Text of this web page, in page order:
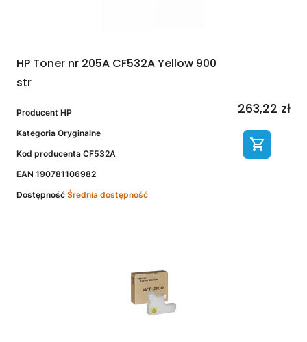
HP Toner nr 205A CF532A Yellow 900
str
Producent HP
Kategoria Oryginalne
Kod producenta CF532A
EAN 190781106982
Dostępność Średnia dostępność
263,22 zł